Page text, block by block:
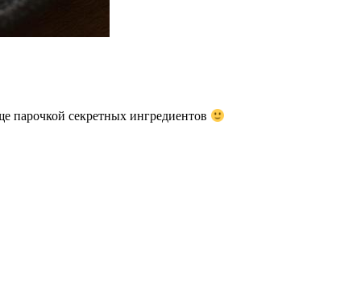
парочкой секретных ингредиентов